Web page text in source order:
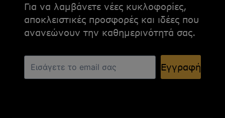
Για να λαμβάνετε νέες κυκλοφορίες,
αποκλειστικές προσφορές και ιδέες που
ανανεώνουν την καθημερινότητά σας.
Εγγραφή